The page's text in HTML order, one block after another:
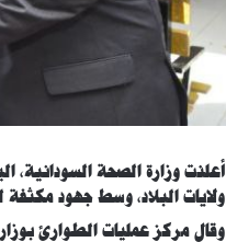
أعلنت وزارة الصحة السودانية،
ولايات البلاد، وسط جهود مكثفة